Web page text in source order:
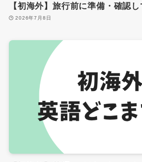
【初海外】旅行前に準備・確認
2026年7月8日